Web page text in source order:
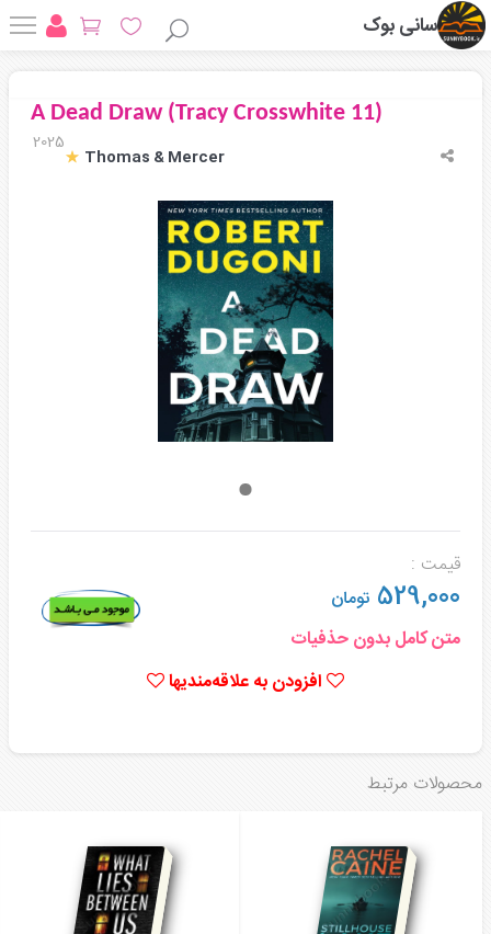
سانی بوک
A Dead Draw (Tracy Crosswhite 11)
2025
Thomas & Mercer
قیمت :
529,000 تومان
متن کامل بدون حذفیات
افزودن به علاقه‌مندیها
محصولات مرتبط